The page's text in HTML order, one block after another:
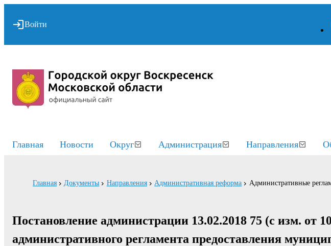
Войти
Главная Новости Округ Администрация Направления
Главная Документы Направления Административная реформа Административные
Постановление администрации 13.02.2018 75 (с изм. от
административного регламента предоставления